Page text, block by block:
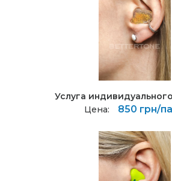
Услуга
Цена:
850 грн/